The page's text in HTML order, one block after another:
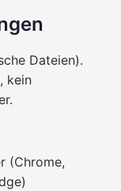
Dateien).
kein
(Chrome,